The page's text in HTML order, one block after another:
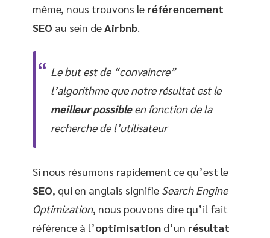
même, nous trouvons le référencement
SEO au sein de Airbnb
Le but est de “convaincre”
l’algorithme que notre résultat est le
meilleur possibleen fonction de la
recherche de l’utilisateur
Si nous résumons rapidement ce qu’est le
SEO, qui en anglais signifie Search Engine
Optimization, nous pouvons dire qu’il fait
référence à l’optimisation d’un résultat